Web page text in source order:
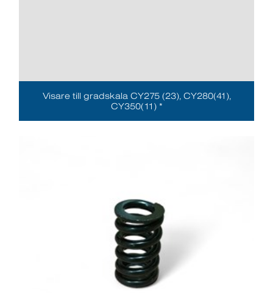
Visare till gradskala CY275 (23), CY280(41),
CY350(11) *